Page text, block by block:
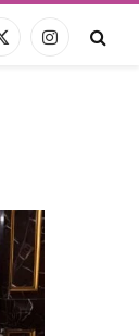
X
Instagram